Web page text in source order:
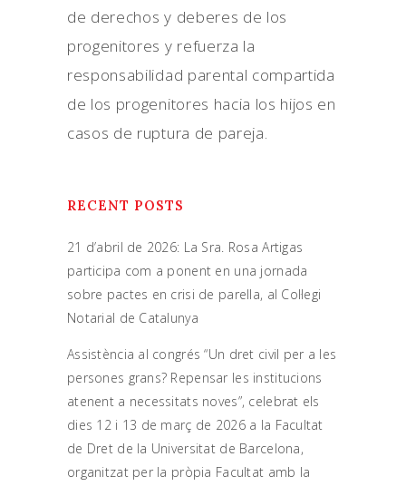
de derechos y deberes de los
progenitores y refuerza la
responsabilidad parental compartida
de los progenitores hacia los hijos en
casos de ruptura de pareja.
RECENT POSTS
21 d’abril de 2026: La Sra. Rosa Artigas
participa com a ponent en una jornada
sobre pactes en crisi de parella, al Col·legi
Notarial de Catalunya
Assistència al congrés “Un dret civil per a les
persones grans? Repensar les institucions
atenent a necessitats noves”, celebrat els
dies 12 i 13 de març de 2026 a la Facultat
de Dret de la Universitat de Barcelona,
organitzat per la pròpia Facultat amb la